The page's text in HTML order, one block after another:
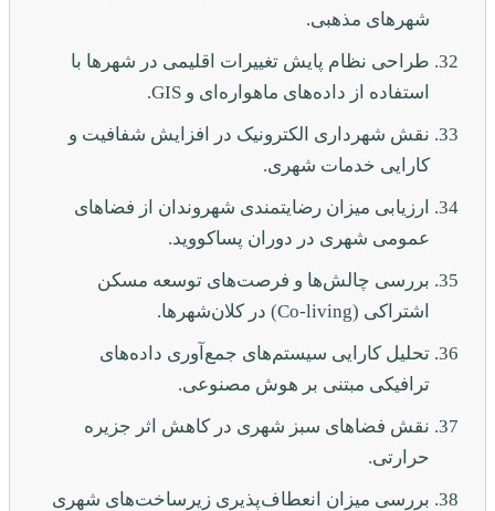
شهرهای مذهبی.
طراحی نظام پایش تغییرات اقلیمی در شهرها با
استفاده از داده‌های ماهواره‌ای و GIS.
نقش شهرداری الکترونیک در افزایش شفافیت و
کارایی خدمات شهری.
ارزیابی میزان رضایتمندی شهروندان از فضاهای
عمومی شهری در دوران پساکووید.
بررسی چالش‌ها و فرصت‌های توسعه مسکن
اشتراکی (Co-living) در کلان‌شهرها.
تحلیل کارایی سیستم‌های جمع‌آوری داده‌های
ترافیکی مبتنی بر هوش مصنوعی.
نقش فضاهای سبز شهری در کاهش اثر جزیره
حرارتی.
بررسی میزان انعطاف‌پذیری زیرساخت‌های شهری